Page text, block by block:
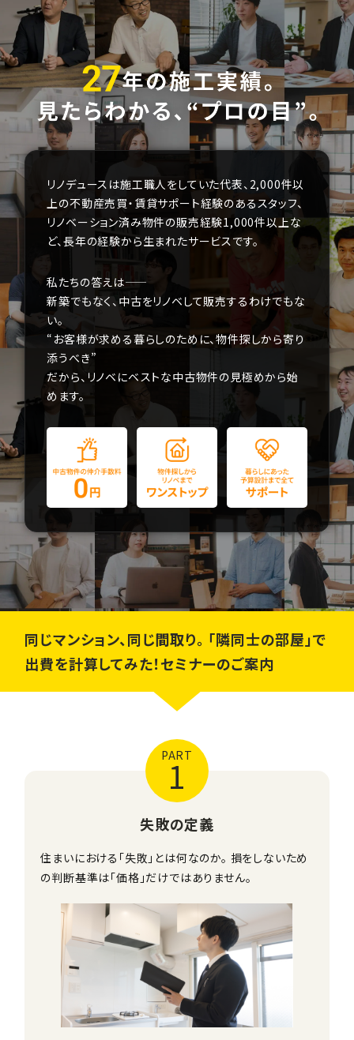
リノデュースは施工職人をしていた代表、 2,000件以
上の不動産売買・賃貸サポート経験のあるスタッフ、
リノベーション済み物件の販売経験1,000件以上な
ど、長年の経験から生まれたサービスです。
私たちの答えは——
新築でもなく、中古をリノベして販売するわけでもな
い。
“お客様が求める暮らしのために、物件探しから寄り
添うべき”
だから、リノベにベストな中古物件の見極めから始
めます。
同じマンション、同じ間取り。 「隣同士の部屋」で
出費を計算してみた！セミナーのご案内
PART
1
失敗の定義
住まいにおける「失敗」とは何なのか。 損をしないため
の判断基準は「価格」だけではありません。